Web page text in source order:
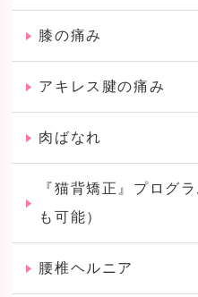
膝の痛み
アキレス腱の痛み
肉ばなれ
『猫背矯正』プログ
も可能）
腰椎ヘルニア